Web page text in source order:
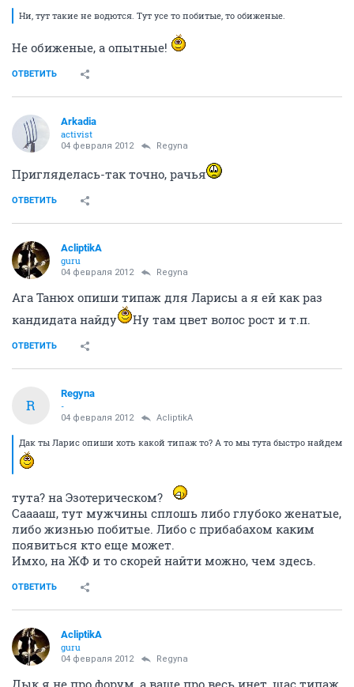
Ни, тут такие не водются. Тут усе то побитые, то обиженые.
Не обиженые, а опытные!
ОТВЕТИТЬ
Arkadia
activist
04 февраля 2012 Regyna
Пригляделась-так точно, рачья
ОТВЕТИТЬ
AcliptikA
guru
04 февраля 2012 Regyna
Ага Танюх опиши типаж для Ларисы а я ей как раз
кандидата найду
Ну там цвет волос рост и т.п.
ОТВЕТИТЬ
R
Regyna
-
04 февраля 2012 AcliptikA
Дак ты Ларис опиши хоть какой типаж то? А то мы тута быстро найдем
тута? на Эзотерическом?
Сааааш, тут мужчины сплошь либо глубоко женатые,
либо жизнью побитые. Либо с прибабахом каким
появиться кто еще может.
Имхо, на ЖФ и то скорей найти можно, чем здесь.
ОТВЕТИТЬ
AcliptikA
guru
04 февраля 2012 Regyna
Дык я не про форум, а ваще про весь инет, щас типаж